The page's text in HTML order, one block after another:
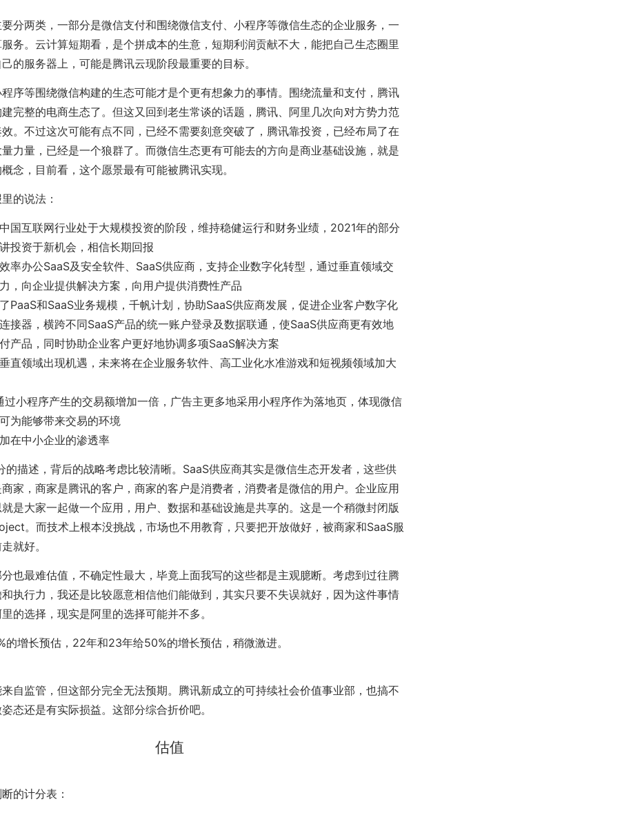
分两类，一部分是微信支付和围绕微信支付、小程序等微信生态的企业服务，一
务。云计算短期看，是个拼成本的生意，短期利润贡献不大，能把自己生态圈里
的服务器上，可能是腾讯云现阶段最重要的目标。
序等围绕微信构建的生态可能才是个更有想象力的事情。围绕流量和支付，腾讯
完整的电商生态了。但这又回到老生常谈的话题，腾讯、阿里几次向对方势力范
。不过这次可能有点不同，已经不需要刻意突破了，腾讯靠投资，已经布局了在
力量，已经是一个狼群了。而微信生态更有可能去的方向是商业基础设施，就是
念，目前看，这个愿景最有可能被腾讯实现。
的说法：
国互联网行业处于大规模投资的阶段，维持稳健运行和财务业绩，2021年的部分
投资于新机会，相信长期回报
率办公SaaS及安全软件、SaaS供应商，支持企业数字化转型，通过垂直领域交
，向企业提供解决方案，向用户提供消费性产品
PaaS和SaaS业务规模，千帆计划，协助SaaS供应商发展，促进企业客户数字化
接器，横跨不同SaaS产品的统一账户登录及数据联通，使SaaS供应商更有效地
产品，同时协助企业客户更好地协调多项SaaS解决方案
直领域出现机遇，未来将在企业服务软件、高工业化水准游戏和短视频领域加大
小程序产生的交易额增加一倍，广告主更多地采用小程序作为落地页，体现微信
为能够带来交易的环境
在中小企业的渗透率
的描述，背后的战略考虑比较清晰。SaaS供应商其实是微信生态开发者，这些供
家，商家是腾讯的客户，商家的客户是消费者，消费者是微信的用户。企业应用
是大家一起做一个应用，用户、数据和基础设施是共享的。这是一个稍微封闭版
。而技术上根本没挑战，市场也不用教育，只要把开放做好，被商家和SaaS服
就好。
也最难估值，不确定性最大，毕竟上面我写的这些都是主观臆断。考虑到过往腾
执行力，我还是比较愿意相信他们能做到，其实只要不失误就好，因为这件事情
的选择，现实是阿里的选择可能并不多。
的增长预估，22年和23年给50%的增长预估，稍微激进。
自监管，但这部分完全无法预期。腾讯新成立的可持续社会价值事业部，也搞不
态还是有实际损益。这部分综合折价吧。
估值
的计分表：